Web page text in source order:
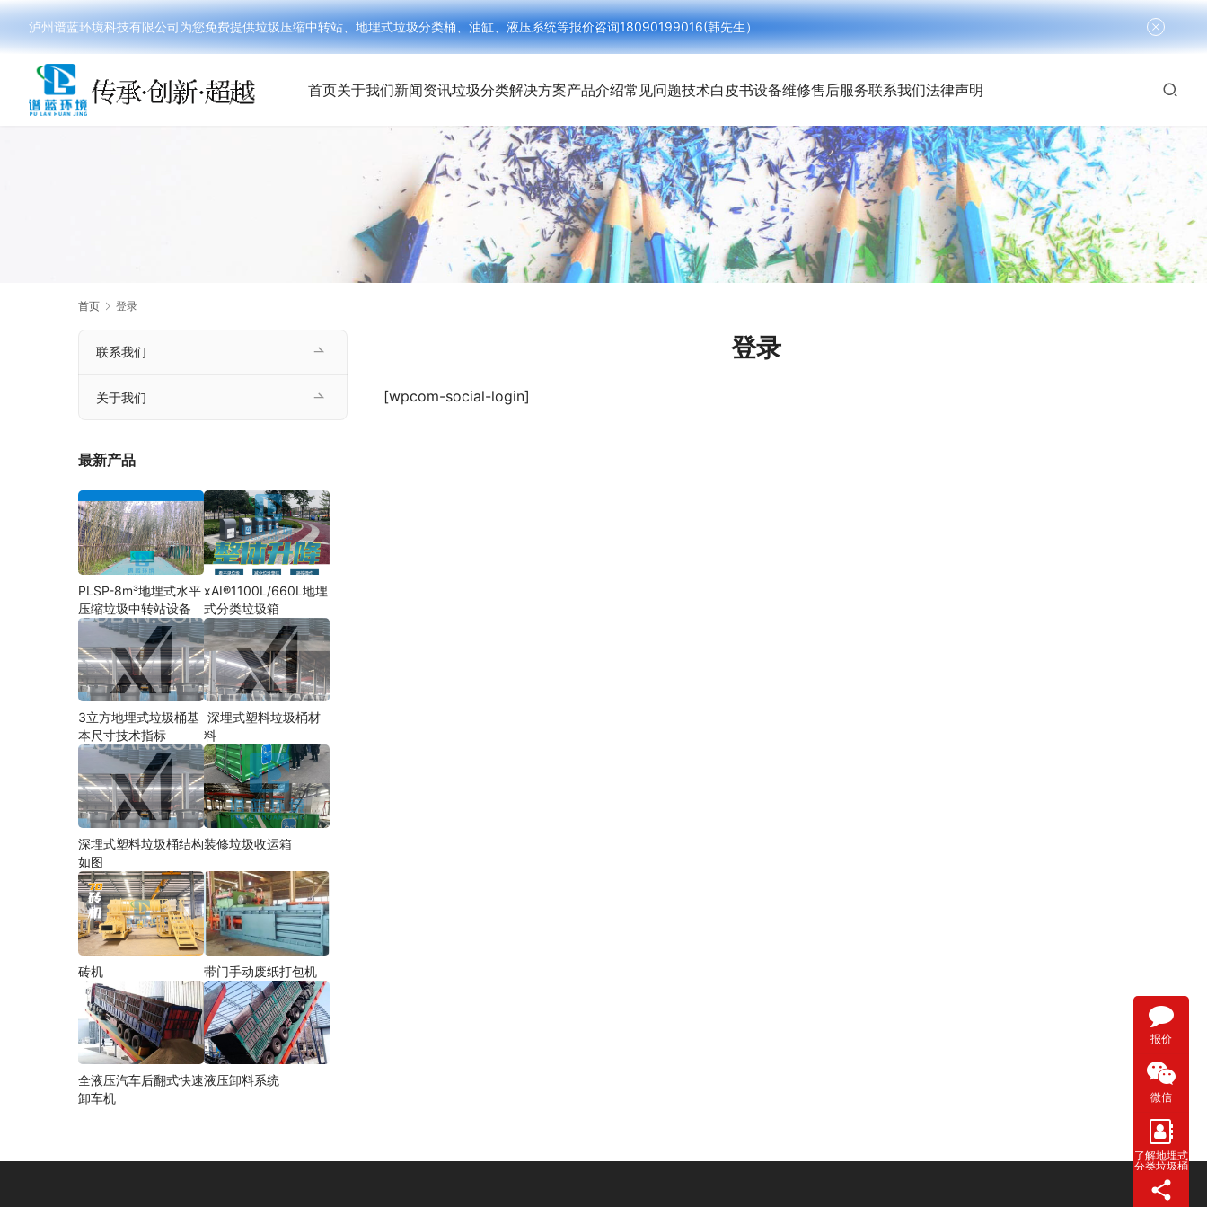
首页关于我们新闻资讯垃圾分类解决方案产品介绍常见问题技术白皮书设备维修售后服务联系我们法律声明
首页 登录
登录
[wpcom-social-login]
联系我们
关于我们
最新产品
PLSP-8m³地埋式水平
压缩垃圾中转站设备
xAI®1100L/660L地埋
式分类垃圾箱
3立方地埋式垃圾桶基
本尺寸技术指标
深埋式塑料垃圾桶材
料
深埋式塑料垃圾桶结构
如图
装修垃圾收运箱
砖机 带门手动废纸打包机
全液压汽车后翻式快速
卸车机
液压卸料系统
报价
微信
了解地埋式
分类垃圾桶
泸州谱蓝环境科技有限公司为您免费提供垃圾压缩中转站、地埋式垃圾分类桶、油缸、液压系统等报价咨询18090199016(韩先生）